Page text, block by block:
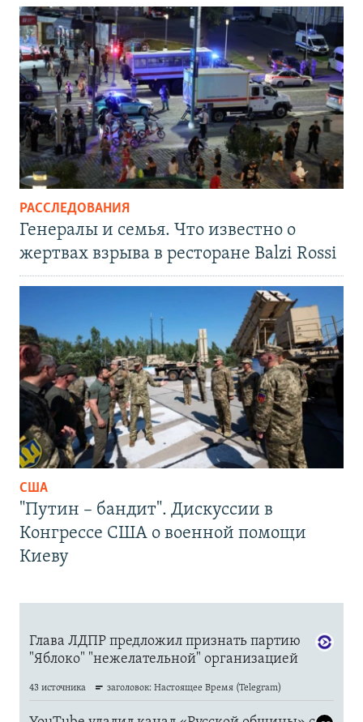
РАССЛЕДОВАНИЯ
Генералы и семья. Что известно о
жертвах взрыва в ресторане Balzi Rossi
США
"Путин – бандит". Дискуссии в
Конгрессе США о военной помощи
Киеву